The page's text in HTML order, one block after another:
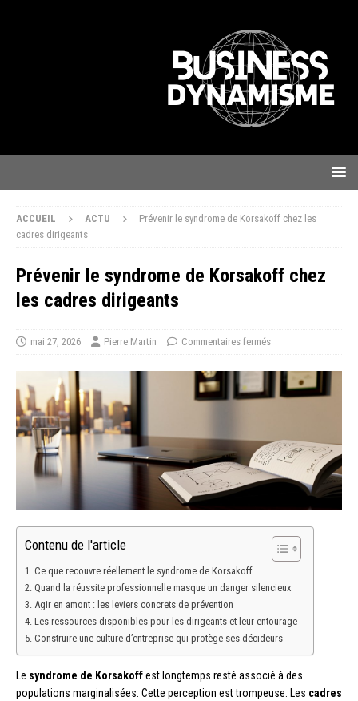
ACCUEIL ACTU
Prévenir le syndrome de Korsakoff chez les
cadres dirigeants
Prévenir le syndrome de Korsakoff chez
les cadres dirigeants
mai 27, 2026 Pierre Martin Commentaires fermés
Contenu de l'article
Ce que recouvre réellement le syndrome de Korsakoff
Quand la réussite professionnelle masque un danger silencieux
Agir en amont : les leviers concrets de prévention
Les ressources disponibles pour les dirigeants et leur entourage
Construire une culture d’entreprise qui protège ses décideurs
Le syndrome de Korsakoffest longtemps resté associé à des
populations marginalisées. Cette perception est trompeuse. Les cadres